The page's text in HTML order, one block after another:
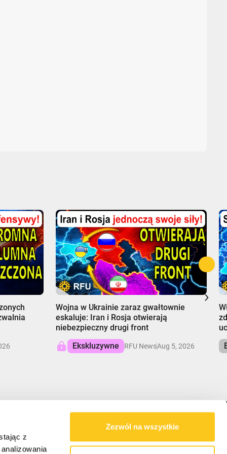
z
Zezwól na wszystkie
Wojna w Ukrainie zaraz gwałtownie
eskaluje: Iran i Rosja otwierają
niebezpieczny drugi front
Ekskluzywne
RFU NewsAug 5, 2026